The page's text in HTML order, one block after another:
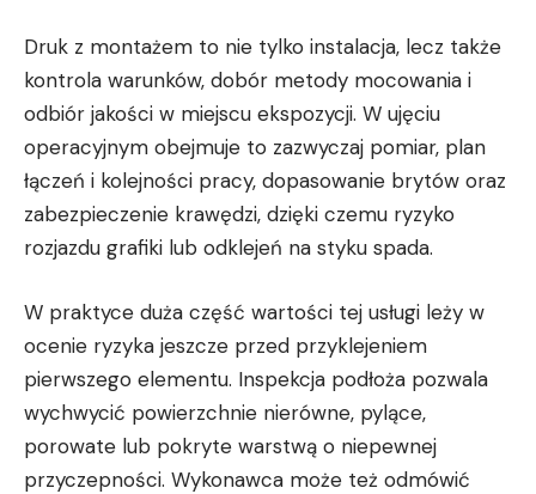
Druk z montażem to nie tylko instalacja, lecz także
kontrola warunków, dobór metody mocowania i
odbiór jakości w miejscu ekspozycji. W ujęciu
operacyjnym obejmuje to zazwyczaj pomiar, plan
łączeń i kolejności pracy, dopasowanie brytów oraz
zabezpieczenie krawędzi, dzięki czemu ryzyko
rozjazdu grafiki lub odklejeń na styku spada.
W praktyce duża część wartości tej usługi leży w
ocenie ryzyka jeszcze przed przyklejeniem
pierwszego elementu. Inspekcja podłoża pozwala
wychwycić powierzchnie nierówne, pylące,
porowate lub pokryte warstwą o niepewnej
przyczepności. Wykonawca może też odmówić